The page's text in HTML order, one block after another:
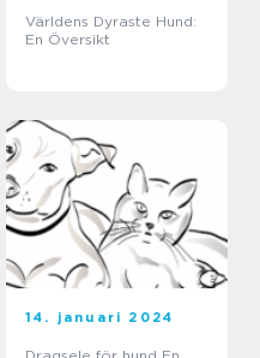
Världens Dyraste Hund:
En Översikt
14. januari 2024